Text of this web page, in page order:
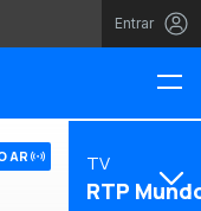
Entrar
AR TV
RTP